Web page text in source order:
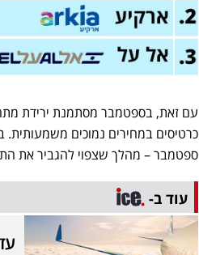
עם זאת, בספטמבר מסתמנת ירידת
כרטיסים במחירים נמוכים משמעותית.
ספטמבר – מהלך שצפוי להגביר את
עוד ב-